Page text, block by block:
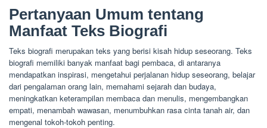
Pertanyaan Umum tentang
Manfaat Teks Biografi
Teks biografi merupakan teks yang berisi kisah hidup seseorang. Teks
biografi memiliki banyak manfaat bagi pembaca, di antaranya
mendapatkan inspirasi, mengetahui perjalanan hidup seseorang, belajar
dari pengalaman orang lain, memahami sejarah dan budaya,
meningkatkan keterampilan membaca dan menulis, mengembangkan
empati, menambah wawasan, menumbuhkan rasa cinta tanah air, dan
mengenal tokoh-tokoh penting.